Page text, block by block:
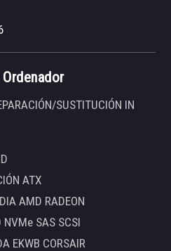
SUSTITUCIÓN IN
ATX
AMD RADEON
NVMe SAS SCSI
EKWB CORSAIR